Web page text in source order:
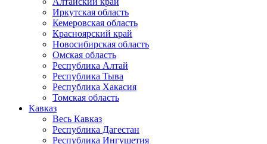
Иркутская область
Кемеровская область
Красноярский край
Новосибирская область
Омская область
Республика Алтай
Республика Тыва
Республика Хакасия
Томская область
Кавказ
Весь Кавказ
Республика Дагестан
Республика Ингушетия